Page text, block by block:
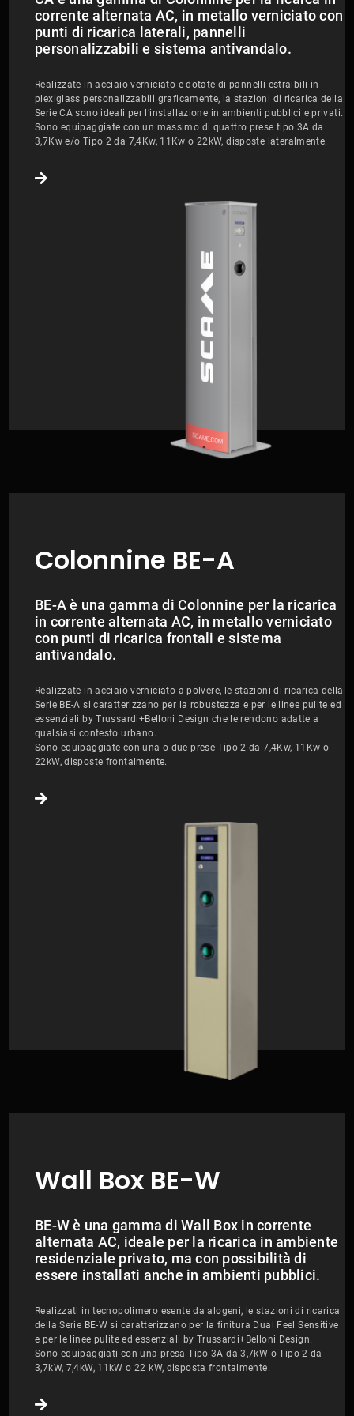
corrente alternata AC, in metallo verniciato con
punti di ricarica laterali, pannelli
personalizzabili e sistema antivandalo.
Realizzate in acciaio verniciato e dotate di pannelli estraibili in
plexiglass personalizzabili graficamente, la stazioni di ricarica della
Serie CA sono ideali per l’installazione in ambienti pubblici e privati.
Sono equipaggiate con un massimo di quattro prese tipo 3A da
3,7Kw e/o Tipo 2 da 7,4Kw, 11Kw o 22kW, disposte lateralmente.
Colonnine BE-A
BE-A è una gamma di Colonnine per la ricarica
in corrente alternata AC, in metallo verniciato
con punti di ricarica frontali e sistema
antivandalo.
Realizzate in acciaio verniciato a polvere, le stazioni di ricarica della
Serie BE-A si caratterizzano per la robustezza e per le linee pulite ed
essenziali by Trussardi+Belloni Design che le rendono adatte a
qualsiasi contesto urbano.
Sono equipaggiate con una o due prese Tipo 2 da 7,4Kw, 11Kw o
22kW, disposte frontalmente.
Wall Box BE-W
BE-W è una gamma di Wall Box in corrente
alternata AC, ideale per la ricarica in ambiente
residenziale privato, ma con possibilità di
essere installati anche in ambienti pubblici.
Realizzati in tecnopolimero esente da alogeni, le stazioni di ricarica
della Serie BE-W si caratterizzano per la finitura Dual Feel Sensitive
e per le linee pulite ed essenziali by Trussardi+Belloni Design.
Sono equipaggiati con una presa Tipo 3A da 3,7kW o Tipo 2 da
3,7kW, 7,4kW, 11kW o 22 kW, disposta frontalmente.